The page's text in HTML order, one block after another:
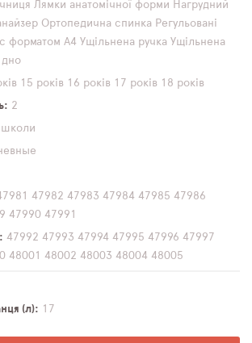
Лямки анатомічної форми Нагрудний
Ортопедична спинка Регульовані
форматом А4 Ущільнена ручка Ущільнена
дно
15 років 16 років 17 років 18 років
2
школи
47982 47983 47984 47985 47986
47990 47991
47992 47993 47994 47995 47996 47997
48001 48002 48003 48004 48005
(л)
17